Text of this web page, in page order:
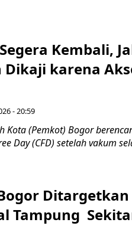
Kembali,
karena
- 20:59
Kota (Pemkot) Bogor
Day (CFD) setelah vakum
Tampung